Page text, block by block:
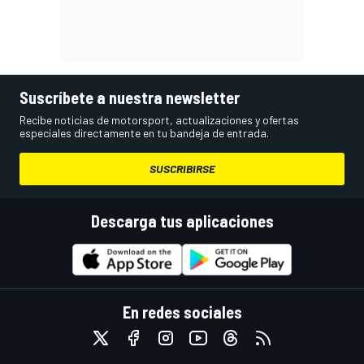
Suscríbete a nuestra newsletter
Recibe noticias de motorsport, actualizaciones y ofertas
especiales directamente en tu bandeja de entrada.
SUSCRIBIRSE
Descarga tus aplicaciones
En redes sociales